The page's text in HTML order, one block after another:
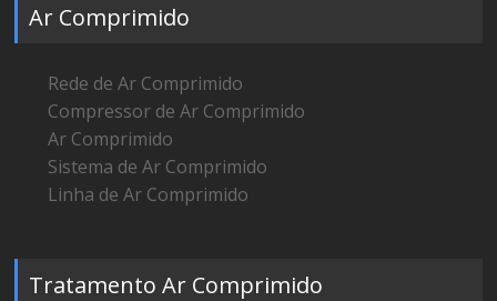
Ar Comprimido
Rede de Ar Comprimido
Compressor de Ar Comprimido
Ar Comprimido
Sistema de Ar Comprimido
Linha de Ar Comprimido
Tratamento Ar Comprimido